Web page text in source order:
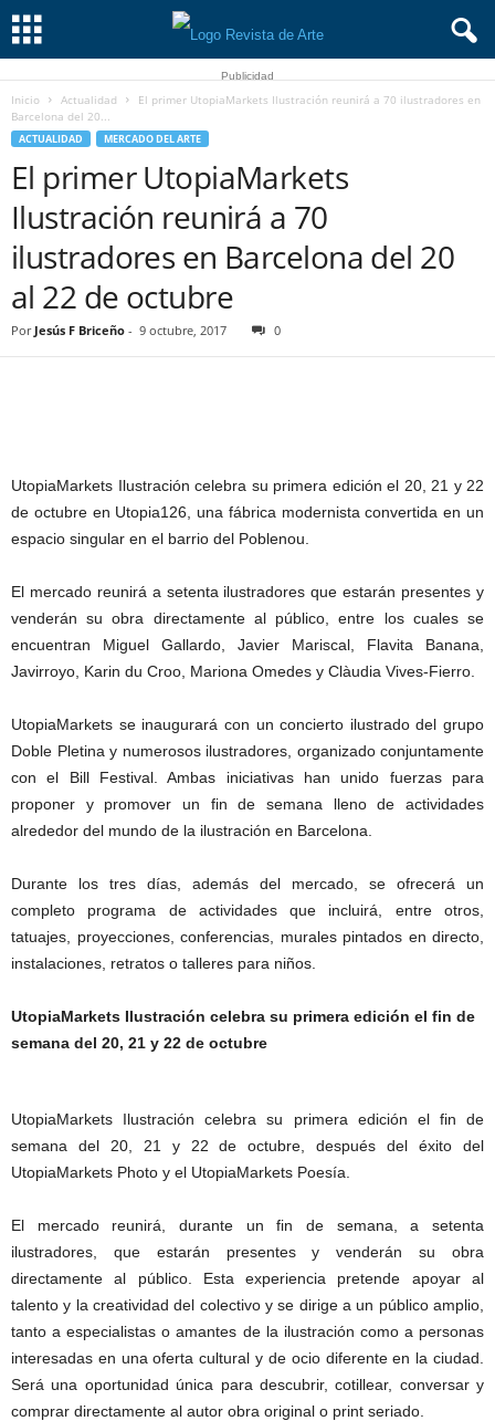
Publicidad
Inicio Actualidad
El primer UtopiaMarkets Ilustración reunirá a 70 ilustradores en
Barcelona del 20...
ACTUALIDAD MERCADO DEL ARTE
El primer UtopiaMarkets
Ilustración reunirá a 70
ilustradores en Barcelona del 20
al 22 de octubre
Por Jesús F Briceño - 9 octubre, 2017 0
UtopiaMarkets Ilustración celebra su primera edición el 20, 21 y 22
de octubre en Utopia126, una fábrica modernista convertida en un
espacio singular en el barrio del Poblenou.
El mercado reunirá a setenta ilustradores que estarán presentes y
venderán su obra directamente al público, entre los cuales se
encuentran Miguel Gallardo, Javier Mariscal, Flavita Banana,
Javirroyo, Karin du Croo, Mariona Omedes y Clàudia Vives-Fierro.
UtopiaMarkets se inaugurará con un concierto ilustrado del grupo
Doble Pletina y numerosos ilustradores, organizado conjuntamente
con el Bill Festival. Ambas iniciativas han unido fuerzas para
proponer y promover un fin de semana lleno de actividades
alrededor del mundo de la ilustración en Barcelona.
Durante los tres días, además del mercado, se ofrecerá un
completo programa de actividades que incluirá, entre otros,
tatuajes, proyecciones, conferencias, murales pintados en directo,
instalaciones, retratos o talleres para niños.
UtopiaMarkets Ilustración celebra su primera edición el fin de
semana del 20, 21 y 22 de octubre
UtopiaMarkets Ilustración celebra su primera edición el fin de
semana del 20, 21 y 22 de octubre, después del éxito del
UtopiaMarkets Photo y el UtopiaMarkets Poesía.
El mercado reunirá, durante un fin de semana, a setenta
ilustradores, que estarán presentes y venderán su obra
directamente al público. Esta experiencia pretende apoyar al
talento y la creatividad del colectivo y se dirige a un público amplio,
tanto a especialistas o amantes de la ilustración como a personas
interesadas en una oferta cultural y de ocio diferente en la ciudad.
Será una oportunidad única para descubrir, cotillear, conversar y
comprar directamente al autor obra original o print seriado.